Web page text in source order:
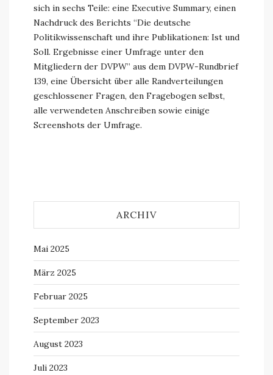
sich in sechs Teile: eine Executive Summary, einen
Nachdruck des Berichts “Die deutsche
Politikwissenschaft und ihre Publikationen: Ist und
Soll. Ergebnisse einer Umfrage unter den
Mitgliedern der DVPW” aus dem DVPW-Rundbrief
139, eine Übersicht über alle Randverteilungen
geschlossener Fragen, den Fragebogen selbst,
alle verwendeten Anschreiben sowie einige
Screenshots der Umfrage.
ARCHIV
Mai 2025
März 2025
Februar 2025
September 2023
August 2023
Juli 2023